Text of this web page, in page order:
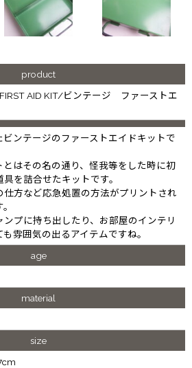
product
FIRST AID KIT/ビンテージ ファーストエ
ンテージのファーストエイドキットで
とはその名の通り、怪我等をした時に初
を詰合せたキットです。
方など応急処置の方法がプリントされ
プに持ち出したり、お部屋のインテリ
雰囲気の出るアイテムですね。
age
material
size